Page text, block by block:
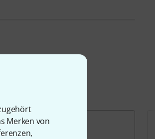
Merken von